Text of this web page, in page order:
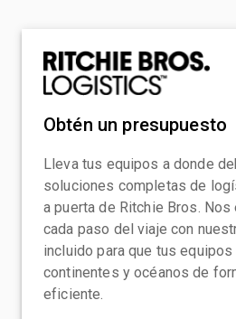
Obtén un presupuesto
Lleva tus equipos a donde
soluciones completas de
a puerta de Ritchie Bros. Nos
cada paso del viaje con
incluido para que tus
continentes y océanos de
eficiente.